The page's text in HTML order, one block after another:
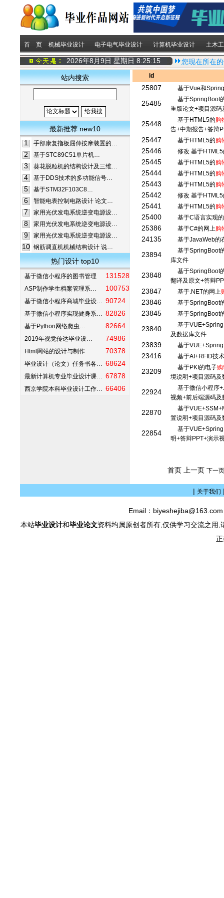
首 页 机械毕业设计 电子电气毕业设计 计算机毕业设计 土木
2026年8月9日 星期日 8:25:16
您现在所在
站内搜索
最新推荐 new10
1
手部康复指板屈伸按摩装置的…
2 基于STC89C51单片机…
3 葵花脱粒机的结构设计及三维…
4 基于DDS技术的多功能信号…
5 基于STM32F103C8…
6 智能电表控制电路设计 论文…
7 家用光伏发电系统逆变电源设…
8 家用光伏发电系统逆变电源设…
9 家用光伏发电系统逆变电源设…
10 钢筋调直机机械结构设计 说…
热门设计 top10
基于微信小程序的图书管理 131528
ASP制作学生档案管理系… 100753
基于微信小程序商城毕业设… 90724
基于微信小程序实现健身系… 82826
基于Python网络爬虫… 82664
2019年视觉传达毕业设… 74986
Html网站的设计与制作 70378
毕业设计（论文）任务书各… 68624
最新计算机专业毕业设计课… 67878
西京学院本科毕业设计工作… 66406
id
25807 基于Vue和
25485
基于SpringBoot
重版论文+项目源码
25448 基于HTML5的购
告+中期报告+答辩
25447 基于HTML5的购
25446 修改 基于HTML5
25445 基于HTML5的购
25444 基于HTML5的购
25443 基于HTML5的购
25442 修改 基于HTML5
25441 基于HTML5的购
25400 基于C语言实现
25386 基于C#的网上购
24135 基于JavaWeb的
23894
基于SpringBoot
库文件
23848
基于SpringBoot
翻译及原文+答辩
23847 基于.NET的网上
23846 基于SpringBoot
23845 基于SpringBoot
23840
基于
及数据库文件
23839 基于
23416 基于AI+RFID技
23209 基于PKI的电子
境说明+项目源码及
22924
基于微信小程序
视频+前后端源码及
22870
基于
置说明+项目源码及
22854
基于
明+答辩PPT+演示
首页 上一页 下一页
| 关于我们
Email：
本站毕业设计和毕业论文资料均属原创者所有,仅供学习交流之用